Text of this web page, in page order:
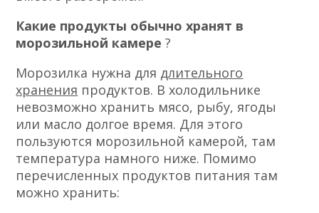
Какие продукты обычно хранят в
морозильной камере?
Морозилка нужна для длительного
хранения продуктов. В холодильнике
невозможно хранить мясо, рыбу, ягоды
или масло долгое время. Для этого
пользуются морозильной камерой, там
температура намного ниже. Помимо
перечисленных продуктов питания там
можно хранить: